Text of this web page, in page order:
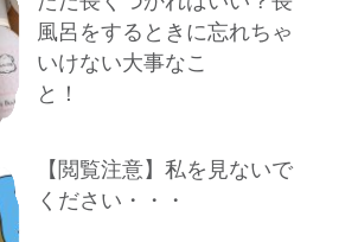
風呂をするときに忘れちゃ
いけない大事なこ
と！
【閲覧注意】私を見ないで
ください・・・